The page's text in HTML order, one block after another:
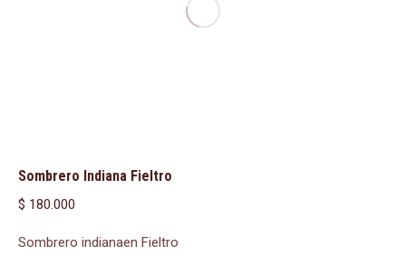
Sombrero Indiana Fieltro
$ 180.000
Sombrero indianaen Fieltro